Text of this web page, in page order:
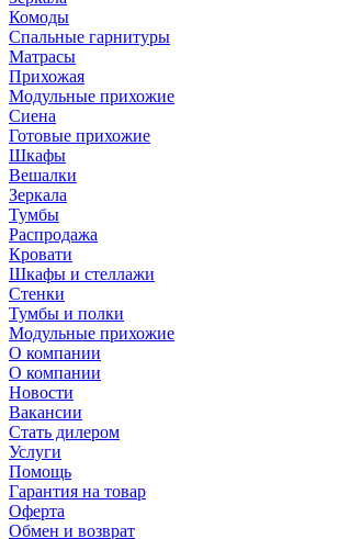
Комоды
Спальные гарнитуры
Матрасы
Прихожая
Модульные прихожие
Сиена
Готовые прихожие
Шкафы
Вешалки
Зеркала
Тумбы
Распродажа
Кровати
Шкафы и стеллажи
Стенки
Тумбы и полки
Модульные прихожие
О компании
О компании
Новости
Вакансии
Стать дилером
Услуги
Помощь
Гарантия на товар
Оферта
Обмен и возврат